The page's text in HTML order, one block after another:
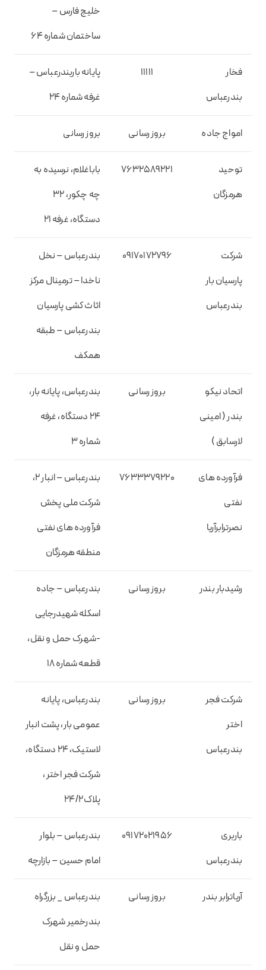
خلیج فارس –
ساختمان شماره ۶۴
فخار
بندرعباس
11111
پایانه باربندرعباس –
غرفه شماره ۲۴
امواج جاده بروز رسانی بروز رسانی
توحید
هرمزگان
۷۶۳۲۵۸۹۲۲۱
باباغلام، نرسیده به
چه چکور، ۳۲
دستگاه، غرفه ۲۱
شرکت
پارسیان بار
بندرعباس
۰۹۱۷۰۱۷۲۷۹۶
بندرعباس – نخل
ناخدا – ترمینال مرکز
اثاث کشی پارسیان
بندرعباس – طبقه
همکف
اتحاد نیکو
بندر ( امینی
لارسابق )
بروز رسانی
بندرعباس، پایانه بار،
۲۴ دستگاه، غرفه
شماره ۳
فرآورده های
نفتی
نصرترابرآریا
۷۶۳۳۳۷۹۲۲۰
بندرعباس – انبار ۲،
شرکت ملی پخش
فرآورده های نفتی
منطقه هرمزگان
رشیدبار بندر بروز رسانی
بندرعباس – جاده
اسکله شهیدرجایی
-شهرک حمل و نقل،
قطعه شماره ۱۸
شرکت فجر
اختر
بندرعباس
بروز رسانی
بندرعباس، پایانه
عمومی بار، پشت انبار
لاستیک، ۲۴ دستگاه،
شرکت فجر اختر ،
پلاک۲۴/۲
باربری
بندرعباس
۰۹۱۷۲۰۲۱۹۵۶
بندرعباس – بلوار
امام حسین – بازارچه
آریاترابر بندر بروز رسانی
بندرعباس _ بزرگراه
بندرخمیر شهرک
حمل و نقل